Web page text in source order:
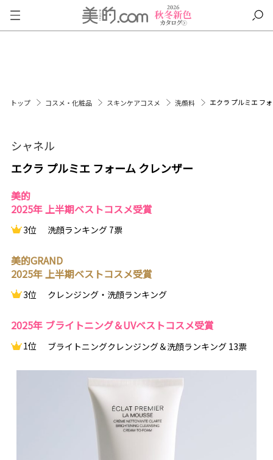
トップ コスメ・化粧品 スキンケアコスメ 洗顔料 エクラ プルミエ フ
シャネル
エクラ プルミエ フォーム クレンザー
美的
2025年 上半期ベストコスメ受賞
3位 洗顔ランキング 7票
美的GRAND
2025年 上半期ベストコスメ受賞
3位 クレンジング・洗顔ランキング
2025年 ブライトニング＆UVベストコスメ受賞
1位 ブライトニングクレンジング＆洗顔ランキング 13票